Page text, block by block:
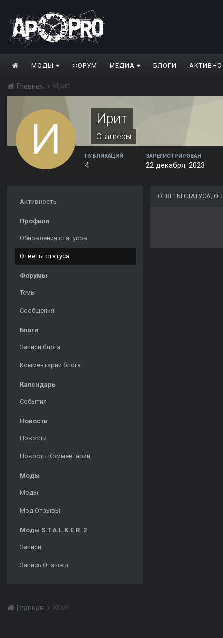
МОДЫ ФОРУМ МЕДИА БЛОГИ
Главная Ирит
Ирит
Сталкеры
ПУБЛИКАЦИЙ
4
ЗАРЕГИСТРИРОВАН
22 декабря, 2023
Активность
Профили
Обновления статусов
Ответы статуса
Форумы
Темы
Сообщения
Блоги
Записи блога
Комментарии блога
Календарь
События
Новости
Новости
Новость Комментарии
Моды
Моды
Мод Отзывы
Моды S.T.A.L.K.E.R. 2
Записи
Запись Отзывы
ОТВЕТЫ СТАТУСА,
Главная Ирит